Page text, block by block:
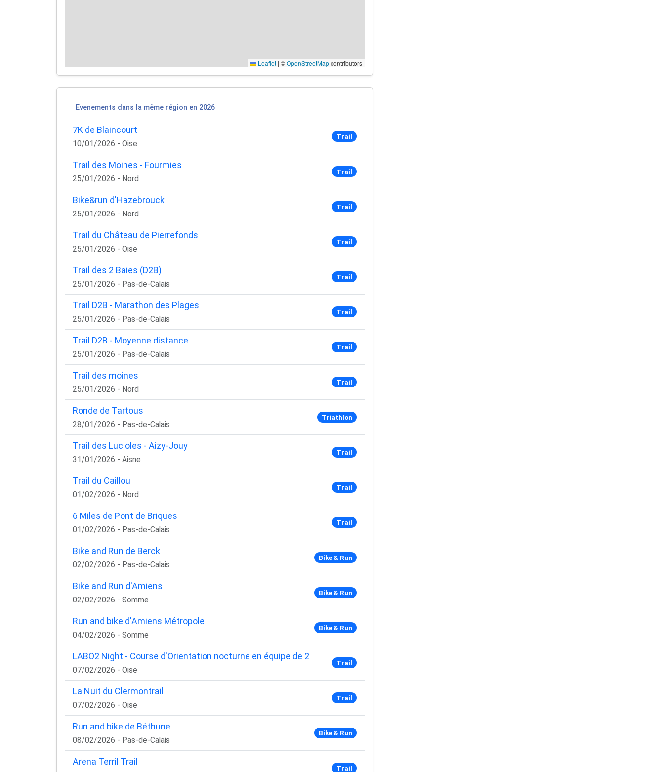
Leaflet | ©OpenStreetMapcontributors
Evenements dans la même région en 2026
7K de Blaincourt
10/01/2026 - Oise
Trail
Trail des Moines - Fourmies
25/01/2026 - Nord
Trail
Bike&run d'Hazebrouck
25/01/2026 - Nord
Trail
Trail du Château de Pierrefonds
25/01/2026 - Oise
Trail
Trail des 2 Baies (D2B)
25/01/2026 - Pas-de-Calais
Trail
Trail D2B - Marathon des Plages
25/01/2026 - Pas-de-Calais
Trail
Trail D2B - Moyenne distance
25/01/2026 - Pas-de-Calais
Trail
Trail des moines
25/01/2026 - Nord
Trail
Ronde de Tartous
28/01/2026 - Pas-de-Calais
Triathlon
Trail des Lucioles - Aizy-Jouy
31/01/2026 - Aisne
Trail
Trail du Caillou
01/02/2026 - Nord
Trail
6 Miles de Pont de Briques
01/02/2026 - Pas-de-Calais
Trail
Bike and Run de Berck
02/02/2026 - Pas-de-Calais
Bike & Run
Bike and Run d'Amiens
02/02/2026 - Somme
Bike & Run
Run and bike d'Amiens Métropole
04/02/2026 - Somme
Bike & Run
LABO2 Night - Course d'Orientation nocturne en équipe de 2
07/02/2026 - Oise
Trail
La Nuit du Clermontrail
07/02/2026 - Oise
Trail
Run and bike de Béthune
08/02/2026 - Pas-de-Calais
Bike & Run
Arena Terril Trail
Trail